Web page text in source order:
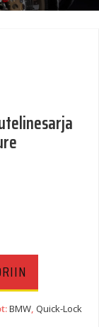
BMW Quick-Lock